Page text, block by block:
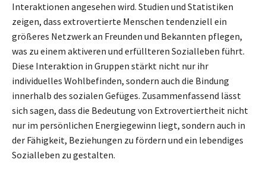
Interaktionen angesehen wird. Studien und Statistiken
zeigen, dass extrovertierte Menschen tendenziell ein
größeres Netzwerk an Freunden und Bekannten pflegen,
was zu einem aktiveren und erfüllteren Sozialleben führt.
Diese Interaktion in Gruppen stärkt nicht nur ihr
individuelles Wohlbefinden, sondern auch die Bindung
innerhalb des sozialen Gefüges. Zusammenfassend lässt
sich sagen, dass die Bedeutung von Extrovertiertheit nicht
nur im persönlichen Energiegewinn liegt, sondern auch in
der Fähigkeit, Beziehungen zu fördern und ein lebendiges
Sozialleben zu gestalten.